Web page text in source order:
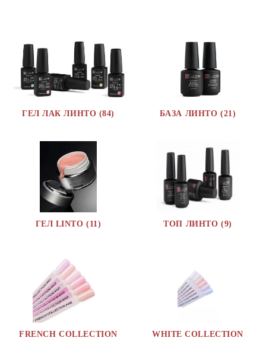
ГЕЛ ЛАК ЛИНТО (84) БАЗА ЛИНТО (21)
ГЕЛ LINTO (11) ТОП ЛИНТО (9)
FRENCH COLLECTION
WHITE COLLECTION